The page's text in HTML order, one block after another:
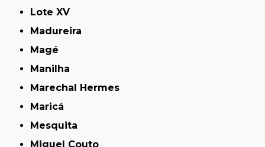
Lote XV
Madureira
Magé
Manilha
Marechal Hermes
Maricá
Mesquita
Miguel Couto